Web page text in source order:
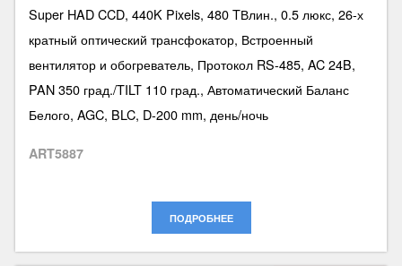
Super HAD CCD, 440K Pixels, 480 TВлин., 0.5 люкс, 26-х
кратный оптический трансфокатор, Встроенный
вентилятор и обогреватель, Протокол RS-485, AC 24B,
PAN 350 град./TILT 110 град., Автоматический Баланс
Белого, AGC, BLC, D-200 mm, день/ночь
ART5887
ПОДРОБНЕЕ